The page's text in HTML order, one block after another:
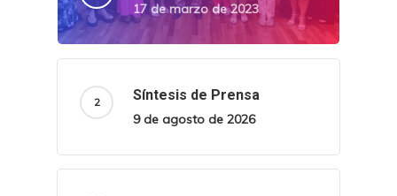
17 de marzo de 2023
Síntesis de Prensa
9 de agosto de 2026